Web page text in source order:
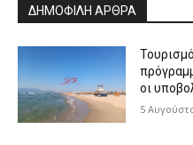
ΔΗΜΟΦΙΛΗ ΑΡΘΡΑ
οι
5